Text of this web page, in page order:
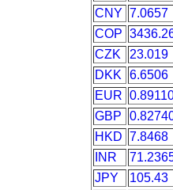
CNY 7.0657
COP
CZK
23.019
DKK
6.6506
EUR
GBP
HKD 7.8468
INR
JPY
105.43